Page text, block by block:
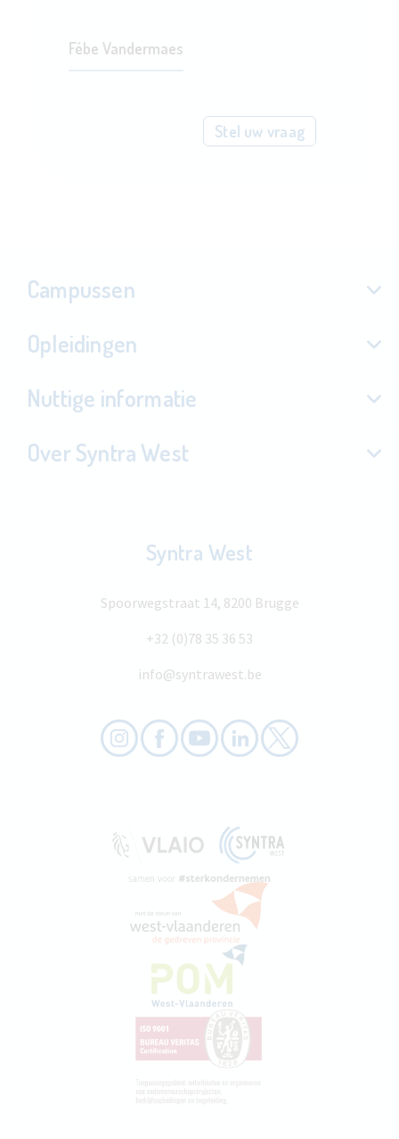
Fébe Vandermaes
Stel uw vraag
Campussen
Opleidingen
Nuttige informatie
Over Syntra West
Syntra West
Spoorwegstraat 14, 8200 Brugge
+32 (0)78 35 36 53
info@syntrawest.be